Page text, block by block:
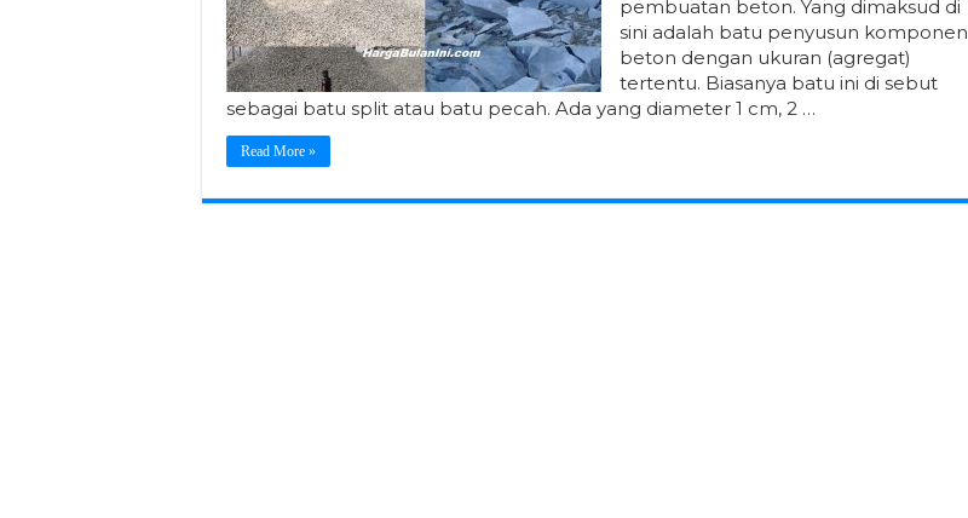
pembuatan beton. Yang dimaksud di
sini adalah batu penyusun komponen
beton dengan ukuran (agregat)
tertentu. Biasanya batu ini di sebut
sebagai batu split atau batu pecah. Ada yang diameter 1 cm, 2 …
Read More »